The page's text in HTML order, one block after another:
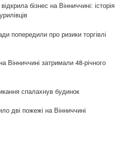
бізнес на Вінниччині: історія
попередили про ризики торгівлі
Вінниччині затримали 48-річного
спалахнув будинок
дві пожежі на Вінниччині